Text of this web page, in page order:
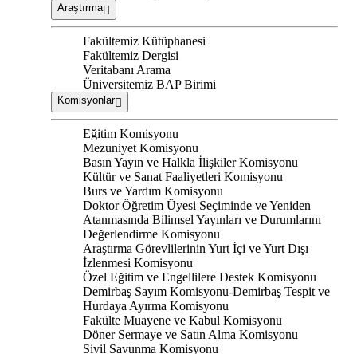
Araştırma
Fakültemiz Kütüphanesi
Fakültemiz Dergisi
Veritabanı Arama
Üniversitemiz BAP Birimi
Komisyonlar
Eğitim Komisyonu
Mezuniyet Komisyonu
Basın Yayın ve Halkla İlişkiler Komisyonu
Kültür ve Sanat Faaliyetleri Komisyonu
Burs ve Yardım Komisyonu
Doktor Öğretim Üyesi Seçiminde ve Yeniden
Atanmasında Bilimsel Yayınları ve Durumlarını
Değerlendirme Komisyonu
Araştırma Görevlilerinin Yurt İçi ve Yurt Dışı
İzlenmesi Komisyonu
Özel Eğitim ve Engellilere Destek Komisyonu
Demirbaş Sayım Komisyonu-Demirbaş Tespit ve
Hurdaya Ayırma Komisyonu
Fakülte Muayene ve Kabul Komisyonu
Döner Sermaye ve Satın Alma Komisyonu
Sivil Savunma Komisyonu